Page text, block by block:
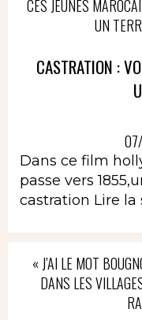
CES JEUNES
UN
CASTRATION :
Dans ce film
passe vers
castration Lire la
« J’AI LE MOT
DANS LES